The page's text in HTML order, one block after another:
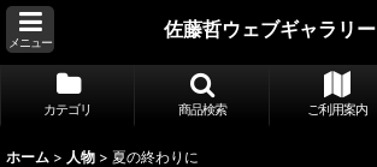
メニュー
佐藤哲ウェブギャラリー
カテゴリ 商品検索 ご利用案内
ホーム > 人物 > 夏の終わりに